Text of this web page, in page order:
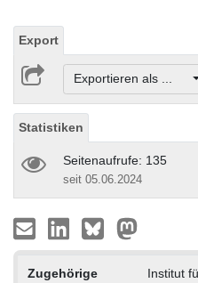
Export
Exportieren als ...
Statistiken
Seitenaufrufe: 135
seit 05.06.2024
Zugehörige
Institut